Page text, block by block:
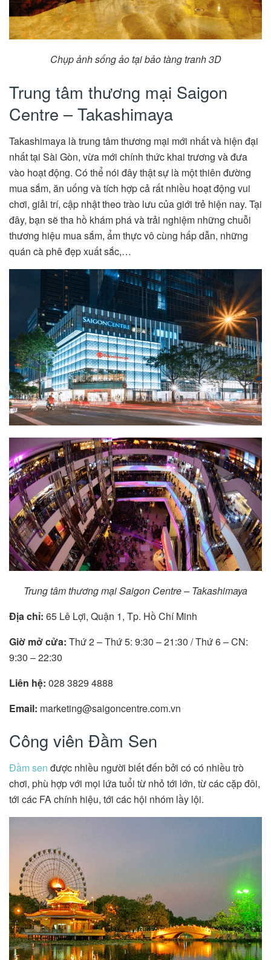
Chụp ảnh sống ảo tại bảo tàng tranh 3D
Trung tâm thương mại Saigon
Centre – Takashimaya
Takashimaya là trung tâm thương mại mới nhất và hiện đại
nhất tại Sài Gòn, vừa mới chính thức khai trương và đưa
vào hoạt động. Có thể nói đây thật sự là một thiên đường
mua sắm, ăn uống và tích hợp cả rất nhiều hoạt động vui
chơi, giải trí, cập nhật theo trào lưu của giới trẻ hiện nay. Tại
đây, bạn sẽ tha hồ khám phá và trải nghiệm những chuỗi
thương hiệu mua sắm, ẩm thực vô cùng hấp dẫn, những
quán cà phê đẹp xuất sắc,…
Trung tâm thương mại Saigon Centre – Takashimaya
Địa chỉ: 65 Lê Lợi, Quận 1, Tp. Hồ Chí Minh
Giờ mở cửa: Thứ 2 – Thứ 5: 9:30 – 21:30 / Thứ 6 – CN:
9:30 – 22:30
Liên hệ: 028 3829 4888
Email: marketing@saigoncentre.com.vn
Công viên Đầm Sen
Đầm sen được nhiều người biết đến bởi có có nhiều trò
chơi, phù hợp với mọi lứa tuổi từ nhỏ tới lớn, từ các cặp đôi,
tới các FA chính hiệu, tới các hội nhóm lầy lội.